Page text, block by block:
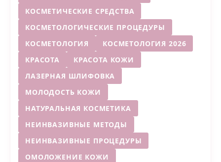
КОСМЕТИЧЕСКИЕ СРЕДСТВА
КОСМЕТОЛОГИЧЕСКИЕ ПРОЦЕДУРЫ
КОСМЕТОЛОГИЯ
КОСМЕТОЛОГИЯ 2026
КРАСОТА
КРАСОТА КОЖИ
ЛАЗЕРНАЯ ШЛИФОВКА
МОЛОДОСТЬ КОЖИ
НАТУРАЛЬНАЯ КОСМЕТИКА
НЕИНВАЗИВНЫЕ МЕТОДЫ
НЕИНВАЗИВНЫЕ ПРОЦЕДУРЫ
ОМОЛОЖЕНИЕ КОЖИ